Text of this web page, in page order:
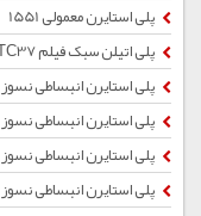
پلی استایرن معمولی 1551
پلی اتیلن سبک فیلم 2004TC37
پلی استایرن انبساطی نسوز SE5000
پلی استایرن انبساطی نسوز SE4000
پلی استایرن انبساطی نسوز SE3000
پلی استایرن انبساطی نسوز SE2000